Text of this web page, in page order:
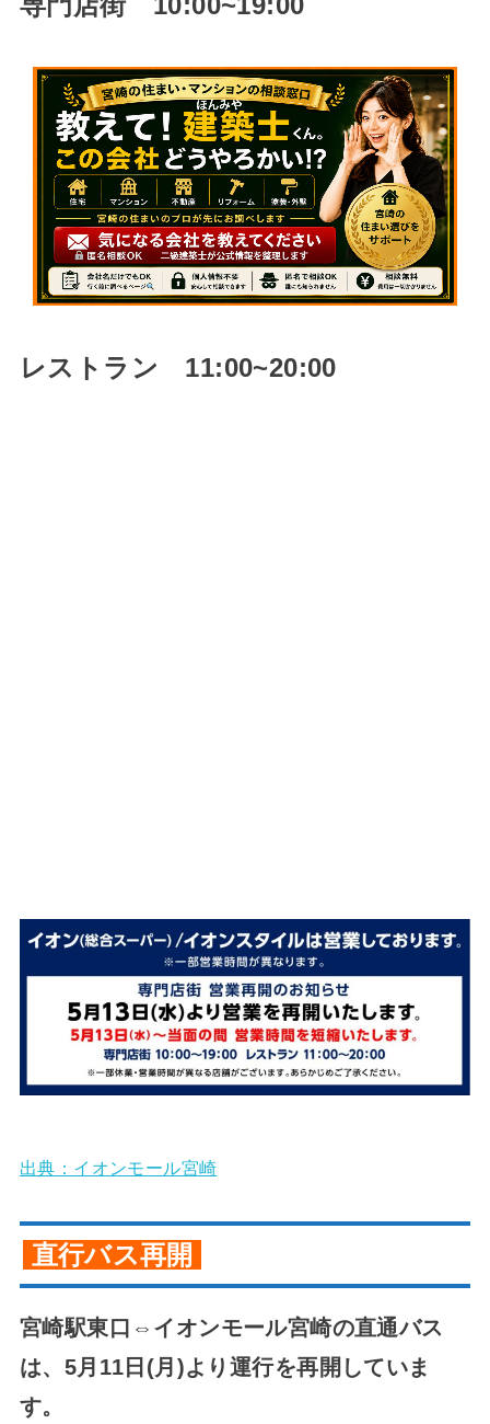
レストラン 11:00~20:00
出典：イオンモール宮崎
直行バス再開
宮崎駅東口⇔イオンモール宮崎の直通バス
は、 5月11日(月)より運行を再開していま
す。